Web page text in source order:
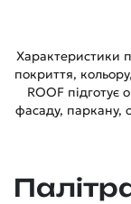
Характеристики
покриття,
ROOF підготує
фасаду, паркану,